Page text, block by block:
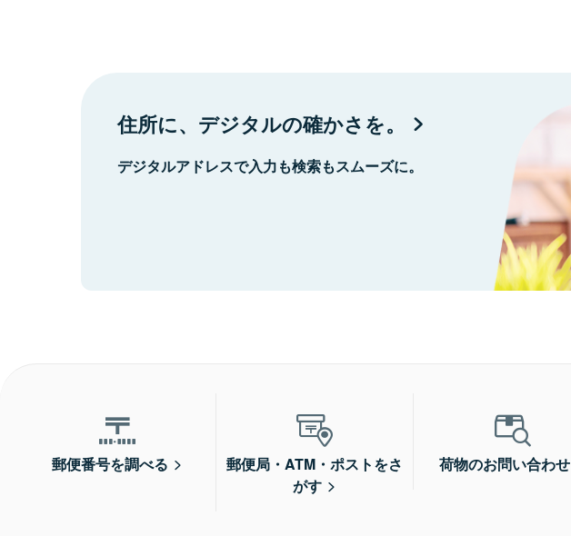
住所に、デジタルの確かさを。
デジタルアドレスで入力も検索もスムーズに。
郵便番号を調べる
郵便局・ATM・ポストをさ
がす
荷物のお問い合わせ